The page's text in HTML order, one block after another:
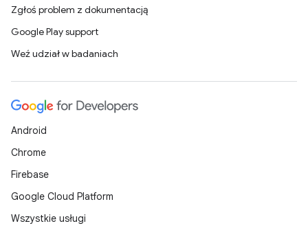
Zgłoś problem z dokumentacją
Google Play support
Weź udział w badaniach
Android
Chrome
Firebase
Google Cloud Platform
Wszystkie usługi